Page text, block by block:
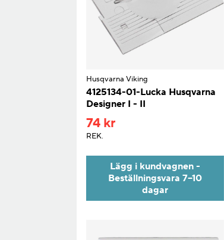
Husqvarna Viking
4125134-01-Lucka Husqvarna
Designer I - II
74 kr
REK.
Lägg i kundvagnen -
Beställningsvara 7–10
dagar